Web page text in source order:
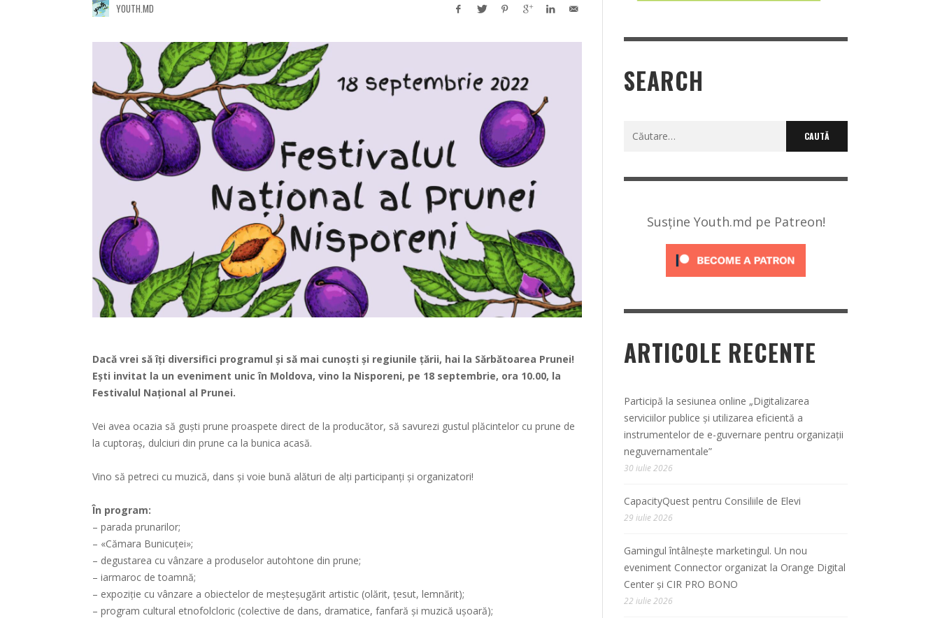
YOUTH.MD
Dacă vrei să îți diversifici programul și să mai cunoști și regiunile țării, hai la Sărbătoarea Prunei!
Ești invitat la un eveniment unic în Moldova, vino la Nisporeni, pe 18 septembrie, ora 10.00, la
Festivalul Național al Prunei.
Vei avea ocazia să guști prune proaspete direct de la producător, să savurezi gustul plăcintelor cu prune de
la cuptoraș, dulciuri din prune ca la bunica acasă.
Vino să petreci cu muzică, dans și voie bună alături de alți participanți și organizatori!
În program:
– parada prunarilor;
– «Cămara Bunicuței»;
– degustarea cu vânzare a produselor autohtone din prune;
– iarmaroc de toamnă;
– expoziție cu vânzare a obiectelor de meșteșugărit artistic (olărit, țesut, lemnărit);
– program cultural etnofolcloric (colective de dans, dramatice, fanfară și muzică ușoară);
SEARCH
Caută
Susține Youth.md pe Patreon!
ARTICOLE RECENTE
Participă la sesiunea online „Digitalizarea
serviciilor publice și utilizarea eficientă a
instrumentelor de e-guvernare pentru organizații
neguvernamentale”
30 iulie 2026
CapacityQuest pentru Consiliile de Elevi
29 iulie 2026
Gamingul întâlnește marketingul. Un nou
eveniment Connector organizat la Orange Digital
Center și CIR PRO BONO
22 iulie 2026